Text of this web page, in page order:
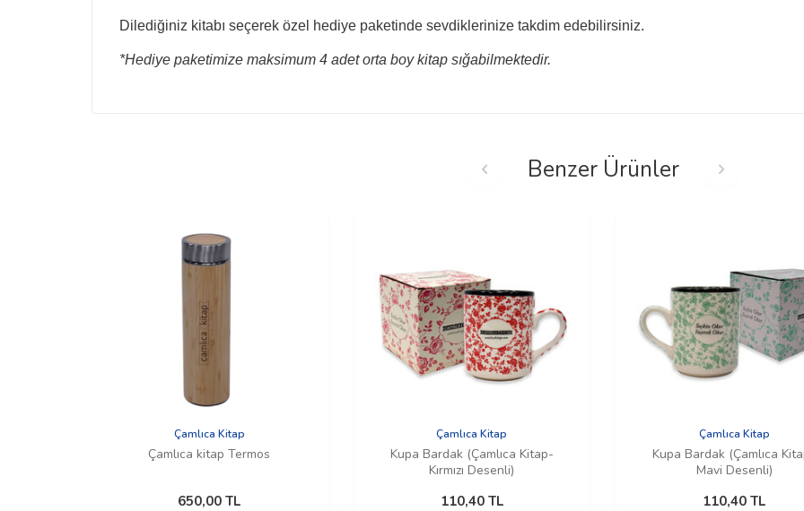
Dilediğiniz kitabı seçerek özel hediye paketinde sevdiklerinize takdim edebilirsiniz.
*Hediye paketimize maksimum 4 adet orta boy kitap sığabilmektedir.
Benzer Ürünler
Çamlıca Kitap
Çamlıca kitap Termos
650,00 TL
Çamlıca Kitap
Kupa Bardak (Çamlıca Kitap-
Kırmızı Desenli)
110,40TL
Çamlıca Kitap
Kupa Bardak (Çamlıca
Mavi Desenli)
110,40 TL